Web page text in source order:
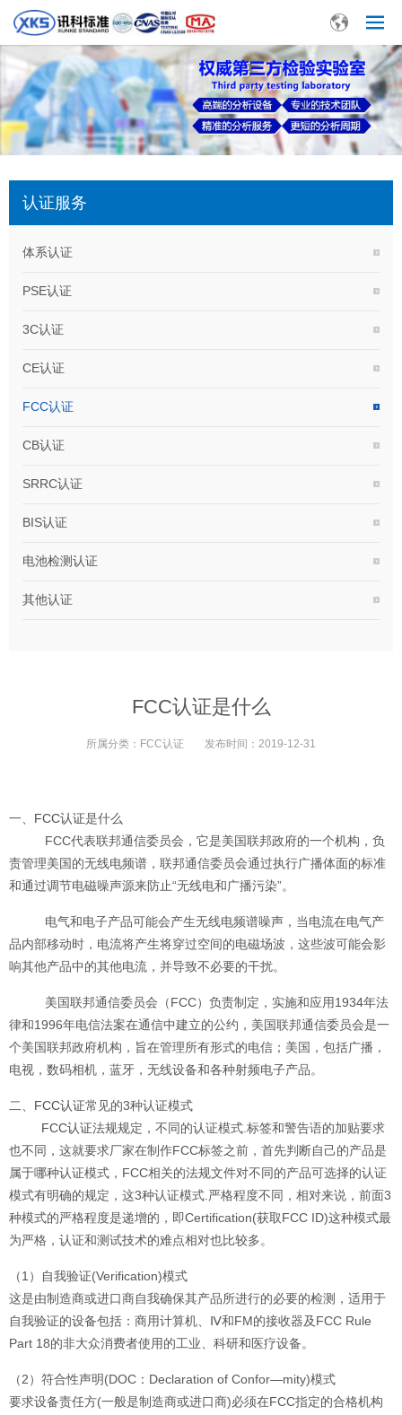
认证服务
体系认证
PSE认证
3C认证
CE认证
FCC认证
CB认证
SRRC认证
BIS认证
电池检测认证
其他认证
FCC认证是什么
所属分类： FCC认证 发布时间： 2019-12-31
一、 FCC认证是什么
FCC代表联邦通信委员会，它是美国联邦政府的一个机构，负
责管理美国的无线电频谱，联邦通信委员会通过执行广播体面的标准
和通过调节电磁噪声源来防止“无线电和广播污染”。
电气和电子产品可能会产生无线电频谱噪声，当电流在电气产
品内部移动时，电流将产生将穿过空间的电磁场波，这些波可能会影
响其他产品中的其他电流，并导致不必要的干扰。
美国联邦通信委员会（FCC）负责制定，实施和应用1934年法
律和1996年电信法案在通信中建立的公约，美国联邦通信委员会是一
个美国联邦政府机构，旨在管理所有形式的电信；美国，包括广播，
电视，数码相机，蓝牙，无线设备和各种射频电子产品。
二、 FCC认证常见的3种认证模式
FCC认证法规规定，不同的认证模式.标签和警告语的加贴要求
也不同，这就要求厂家在制作FCC标签之前，首先判断自己的产品是
属于哪种认证模式，FCC相关的法规文件对不同的产品可选择的认证
模式有明确的规定，这3种认证模式.严格程度不同，相对来说，前面3
种模式的严格程度是递增的，即Certification(获取FCC ID)这种模式最
为严格，认证和测试技术的难点相对也比较多。
（1）自我验证(Verification)模式
这是由制造商或进口商自我确保其产品所进行的必要的检测，适用于
自我验证的设备包括：商用计算机、Ⅳ和FM的接收器及FCC Rule
Part 18的非大众消费者使用的工业、科研和医疗设备。
（2）符合性声明(DOC：Declaration of Confor—mity)模式
要求设备责任方(一般是制造商或进口商)必须在FCC指定的合格机构